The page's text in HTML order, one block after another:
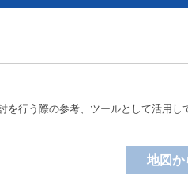
行う際の参考、ツールとして活用し
地図か